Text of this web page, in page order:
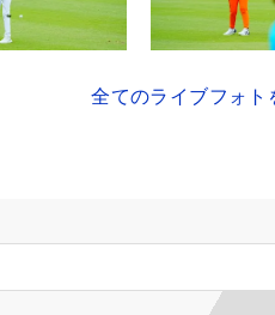
全てのライブフォト